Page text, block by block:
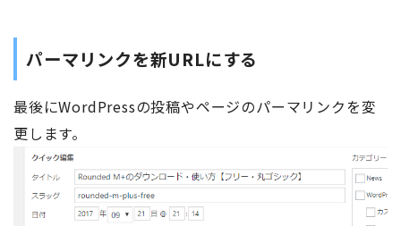
パーマリンクを新URLにする
最後にWordPressの投稿やページのパーマリンクを変
更します。